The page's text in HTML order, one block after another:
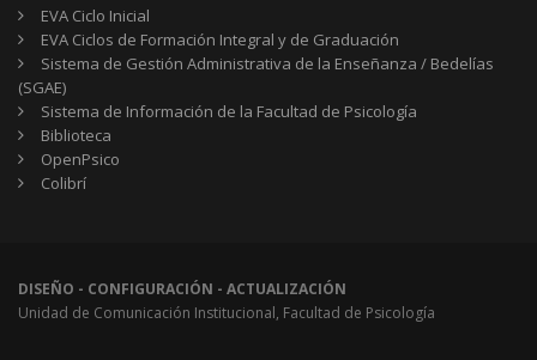
EVA Ciclo Inicial
EVA Ciclos de Formación Integral y de Graduación
Sistema de Gestión Administrativa de la Enseñanza / Bedelías
(SGAE)
Sistema de Información de la Facultad de Psicología
Biblioteca
OpenPsico
Colibrí
DISEÑO - CONFIGURACIÓN - ACTUALIZACIÓN
Unidad de Comunicación Institucional, Facultad de Psicología